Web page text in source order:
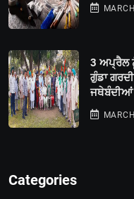
3 ਅਪ੍ਰੈਲ
ਗੁੰਡਾ
ਜਥੇਬੰਦੀਆਂ
Categories